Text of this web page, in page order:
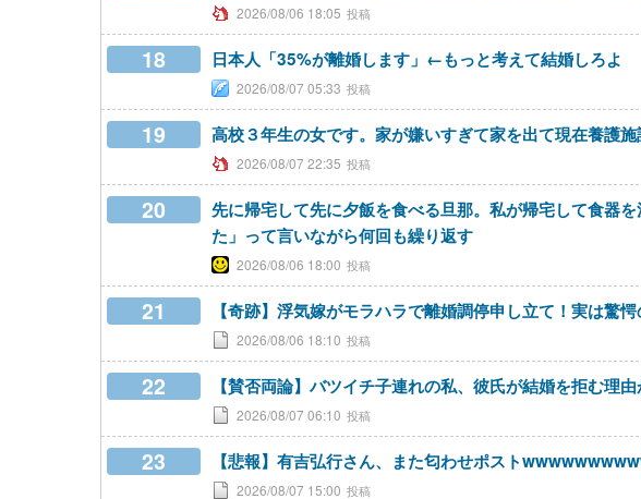
2026/08/06 18:05
18 日本人「35%が離婚します」←もっと考えて結婚しろよ
2026/08/07 05:33
19 高校３年生の女です。家が嫌いすぎて家を出て現在養護
2026/08/07 22:35
20
先に帰宅して先に夕飯を食べる旦那。私が帰宅して食器
た」って言いながら何回も繰り返す
2026/08/06 18:00
21 【奇跡】浮気嫁がモラハラで離婚調停申し立て！実は驚
2026/08/06 18:10
22 【賛否両論】バツイチ子連れの私、彼氏が結婚を拒む理
2026/08/07 06:10
23 【悲報】有吉弘行さん、また匂わせポスト
2026/08/07 15:00